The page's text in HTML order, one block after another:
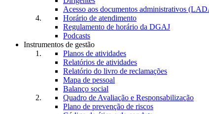
Acesso aos documentos administrativos
Horário de atendimento
Regulamento de horário da DGAJ
Podcasts
Instrumentos de gestão
Planos de atividades
Relatórios de atividades
Relatório do livro de reclamações
Mapa de pessoal
Balanço social
Quadro de Avaliação e Responsabilização
Plano de prevenção de riscos